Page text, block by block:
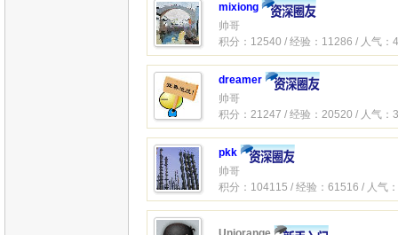
mixiong
帅哥
积分：12540 / 经验：11286 / 人气：
dreamer
帅哥
积分：21247 / 经验：20520 / 人气：
pkk
帅哥
积分：104115 / 经验：61516 / 人气